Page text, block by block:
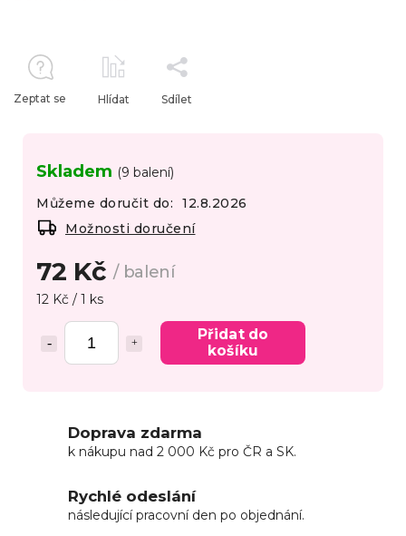
72 Kč/ balení
12 Kč / 1 ks
Přidat do
košíku
Skladem (9 balení)
Můžeme doručit do:
12.8.2026
Možnosti doručení
Zeptat se Hlídat Sdílet
Doprava zdarma
k nákupu nad 2 000 Kč pro ČR a SK.
Rychlé odeslání
následující pracovní den po objednání.